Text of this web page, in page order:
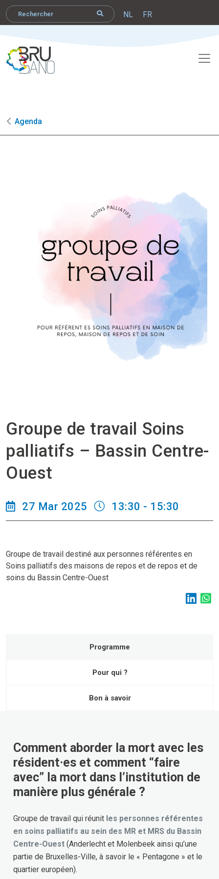
NL FR
Agenda
Groupe de travail Soins
palliatifs – Bassin Centre-
Ouest
27 Mar 2025 13:30 - 15:30
Groupe de travail destiné aux personnes référentes en
Soins palliatifs des maisons de repos et de repos et de
soins du Bassin Centre-Ouest
Programme
Pour qui ?
Bon à savoir
Comment aborder la mort avec les
résident·es et comment “faire
avec” la mort dans l’institution de
manière plus générale ?
Groupe de travail qui réunit les personnes référentes
en soins palliatifs au sein des MR et MRS du Bassin
Centre-Ouest (Anderlecht et Molenbeek ainsi qu’une
partie de Bruxelles-Ville, à savoir le « Pentagone » et le
quartier européen).